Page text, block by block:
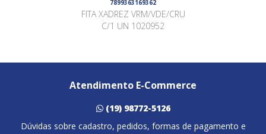
7899363169362
FITA XADREZ VRM/VDE/CRU
C/1 UN 1020952
Atendimento E-Commerce
(19) 98772-5126
Dúvidas sobre cadastro, pedidos, formas de pagamento e